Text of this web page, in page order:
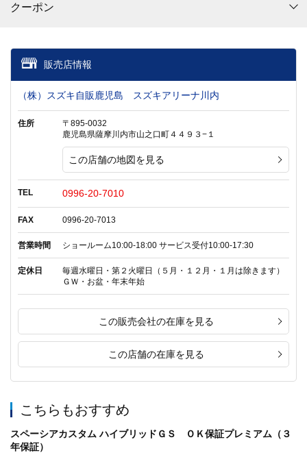
クーポン
販売店情報
（株）スズキ自販鹿児島 スズキアリーナ川内
住所
〒895-0032
鹿児島県薩摩川内市山之口町４４９３−１
この店舗の地図を見る
TEL 0996-20-7010
FAX 0996-20-7013
営業時間 ショールーム10:00-18:00 サービス受付10:00-17:30
定休日
毎週水曜日・第２火曜日（５月・１２月・１月は除きます）
ＧＷ・お盆・年末年始
この販売会社の在庫を見る
この店舗の在庫を見る
こちらもおすすめ
スペーシアカスタム ハイブリッドＧＳ ＯＫ保証プレミアム（３
年保証）